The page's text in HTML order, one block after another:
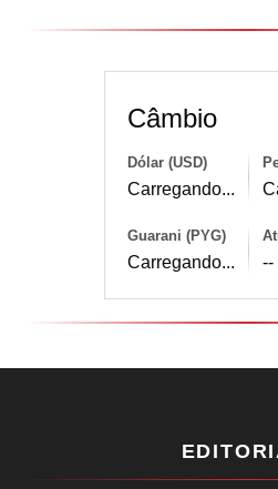
Câmbio
Dólar (USD)
Carregando...
Guarani (PYG)
Carregando... --